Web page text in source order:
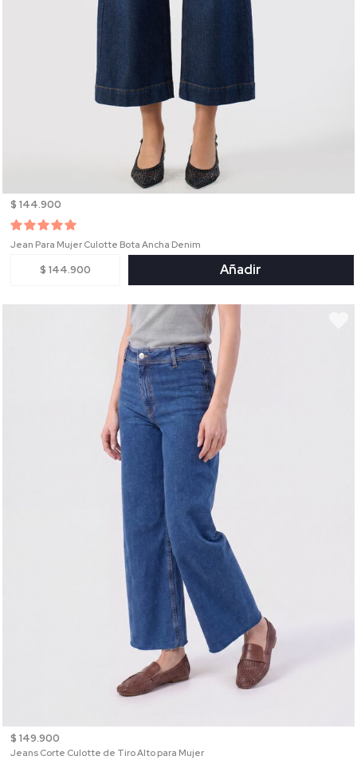
$ 144.900
Jean Para Mujer Culotte Bota Ancha Denim
$ 144.900 Añadir
$ 149.900
Jeans Corte Culotte de Tiro Alto para Mujer